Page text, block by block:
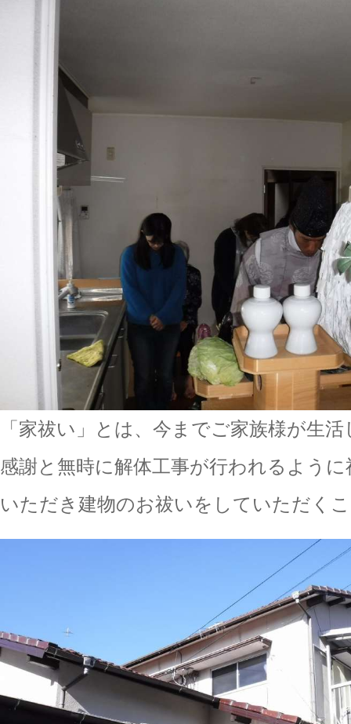
「家祓い」とは、今までご家族様が生
感謝と無時に解体工事が行われるよう
いただき建物のお祓いをしていただく